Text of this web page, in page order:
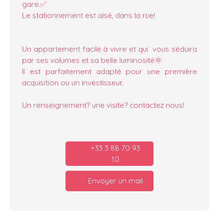
gare.✅
Le stationnement est aisé, dans la rue!
Un appartement facile à vivre et qui vous séduira
par ses volumes et sa belle luminosité🌞
Il est parfaitement adapté pour une première
acquisition ou un investisseur.
Un renseignement? une visite? contactez nous!
+33 3 88 70 93
10
Envoyer un mail